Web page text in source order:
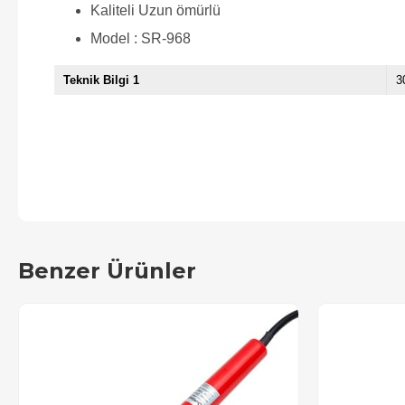
Kaliteli Uzun ömürlü
Model : SR-968
Teknik Bilgi 1
Benzer Ürünler